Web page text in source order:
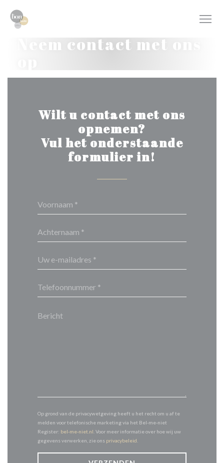
Neem contact met ons
Wilt u contact met ons
opnemen?
Vul het onderstaande
formulier in!
Op grond van de privacywetgeving heeft u het recht om u af te
melden voor telefonische marketing via het Bel-me-niet
Register: bel-me-niet.nl . Voor meer informatie over hoe wij uw
gegevens verwerken, zie ons privacybeleid